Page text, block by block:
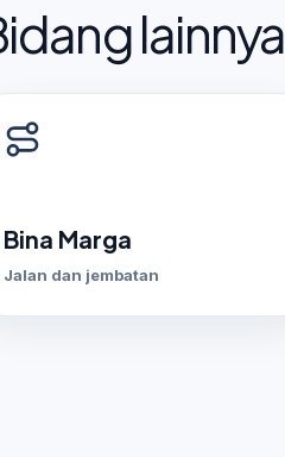
lainnya
Bina Marga
Jalan dan jembatan